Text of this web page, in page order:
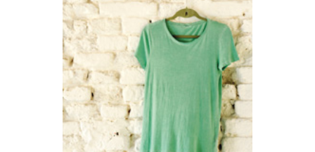
AGGIUNGI AL CARRELLO